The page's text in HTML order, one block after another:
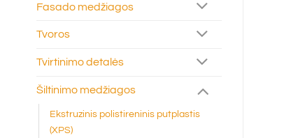
Fasado medžiagos
Tvoros
Tvirtinimo detalės
Šiltinimo medžiagos
Ekstruzinis polistireninis putplastis
(XPS)